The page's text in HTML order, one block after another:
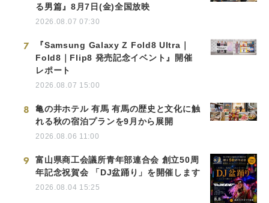
る男篇』8月7日(金)全国放映
2026.08.07 07:30
7
『Samsung Galaxy Z Fold8 Ultra｜
Fold8｜Flip8 発売記念イベント』開催
レポート
2026.08.07 15:00
8
亀の井ホテル 有馬 有馬の歴史と文化に触
れる秋の宿泊プランを9月から展開
2026.08.06 11:00
9
富山県商工会議所青年部連合会 創立50周
年記念祝賀会 「DJ盆踊り」を開催します
2026.08.04 15:25